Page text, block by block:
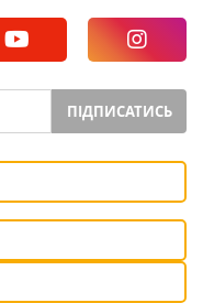
ПІДПИСАТИСЬ